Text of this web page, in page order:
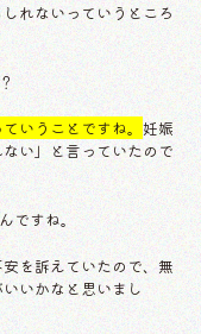
れないっていうところ
いうことですね。妊娠
い」と言っていたので
すね。
を訴えていたので、無
いかなと思いまし